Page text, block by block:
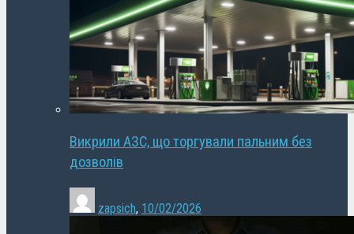
Викрили АЗС, що торгували пальним без
дозволів
zapsich, 10/02/2026